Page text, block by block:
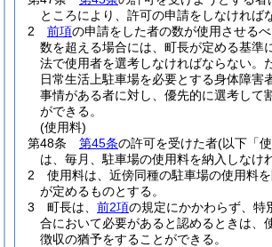
ところにより、許可の申請をしなければ
2
前項の申請をした者の数が使用させる
数を超える場合には、町長が定める基準
法で使用者を選考しなければならない。
日常生活上駐車場を必要とする身体障害
事情がある者に対し、優先的に選考して
ができる。
(使用料)
第48条
第45条の許可を受けた者(以下「
は、毎月、駐車場の使用料を納入しなけ
2
使用料は、近傍同種の駐車場の使用料
が定めるものとする。
3
町長は、 前2項の規定にかかわらず、特
合において必要があると認めるときは、
徴収の猶予をすることができる。